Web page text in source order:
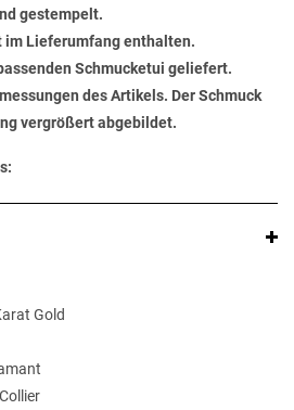
gestempelt.
Lieferumfang enthalten.
Schmucketui geliefert.
des Artikels. Der Schmuck
vergrößert abgebildet.
Gold